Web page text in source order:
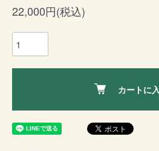
22,000円(税込)
カートに